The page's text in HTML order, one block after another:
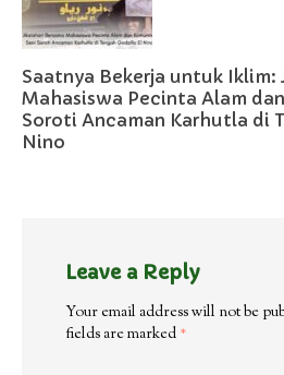
Saatnya Bekerja untuk Iklim:
Mahasiswa Pecinta Alam
Soroti Ancaman Karhutla di
Nino
Leave a Reply
Your email address will not be
fields are marked *